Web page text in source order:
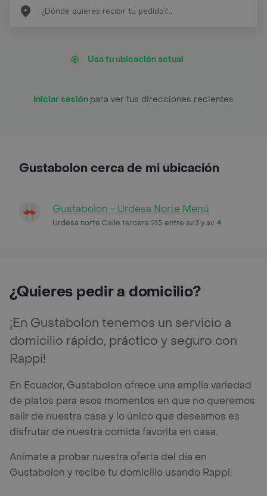
Usa tu ubicación actual
Iniciar sesión para ver tus direcciones recientes
Gustabolon cerca de mi ubicación
Gustabolon - Urdesa Norte Menú
Urdesa norte Calle tercera 215 entre av.3 y av. 4
¿Quieres pedir a domicilio?
¡En Gustabolon tenemos un servicio a
domicilio rápido, práctico y seguro con
Rappi!
En Ecuador, Gustabolon ofrece una amplia variedad
de platos para esos momentos en que no queremos
salir de nuestra casa y lo único que deseamos es
disfrutar de nuestra comida favorita en casa.
Anímate a probar nuestra oferta del día en
Gustabolon y recibe tu domicilio usando Rappi.